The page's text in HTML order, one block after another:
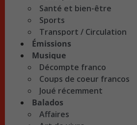
Santé et bien-être
Sports
Transport / Circulation
Émissions
Musique
Décompte franco
Coups de coeur francos
Joué récemment
Balados
Affaires